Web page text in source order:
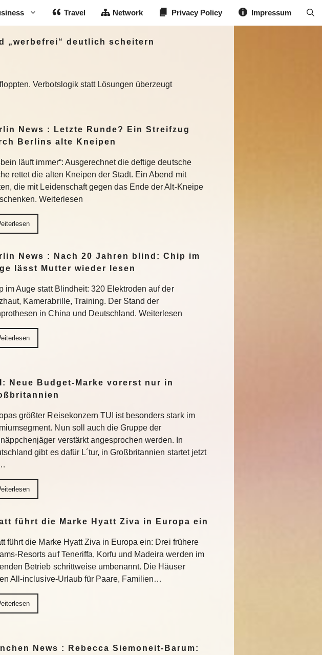
Travel Network Privacy Policy Impressum
„werbefrei“ deutlich scheitern
Verbotslogik statt Lösungen überzeugt
News : Letzte Runde? Ein Streifzug
Berlins alte Kneipen
läuft immer“: Ausgerechnet die deftige deutsche
rettet die alten Kneipen der Stadt. Ein Abend mit
die mit Leidenschaft gegen das Ende der Alt-Kneipe
Weiterlesen
News : Nach 20 Jahren blind: Chip im
lässt Mutter wieder lesen
im Auge statt Blindheit: 320 Elektroden auf der
Kamerabrille, Training. Der Stand der
in China und Deutschland. Weiterlesen
Neue Budget-Marke vorerst nur in
größter Reisekonzern TUI ist besonders stark im
Nun soll auch die Gruppe der
verstärkt angesprochen werden. In
gibt es dafür L´tur, in Großbritannien startet jetzt
führt die Marke Hyatt Ziva in Europa ein
führt die Marke Hyatt Ziva in Europa ein: Drei frühere
Resorts auf Teneriffa, Korfu und Madeira werden im
Betrieb schrittweise umbenannt. Die Häuser
All-inclusive-Urlaub für Paare, Familien…
News : Rebecca Siemoneit-Barum: